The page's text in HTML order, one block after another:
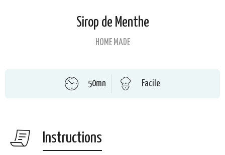
Sirop de Menthe
HOME MADE
50mn Facile
Instructions